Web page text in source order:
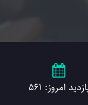
امروز: 561